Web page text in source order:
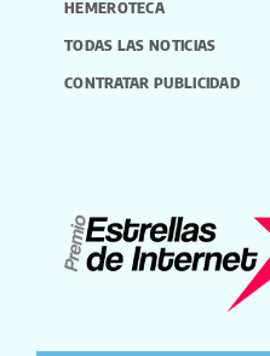
HEMEROTECA
TODAS LAS NOTICIAS
CONTRATAR PUBLICIDAD